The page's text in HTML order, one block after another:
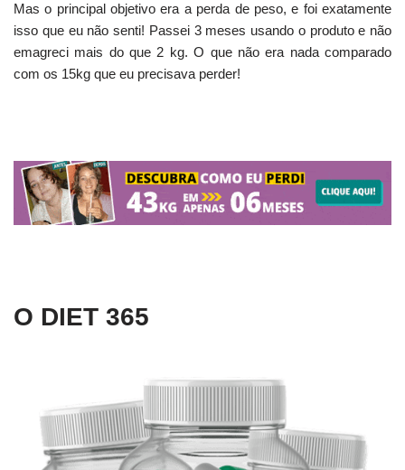
Mas o principal objetivo era a perda de peso, e foi exatamente
isso que eu não senti! Passei 3 meses usando o produto e não
emagreci mais do que 2 kg. O que não era nada comparado
com os 15kg que eu precisava perder!
O DIET 365